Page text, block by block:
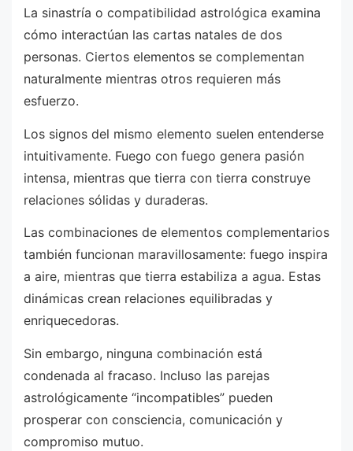
La sinastría o compatibilidad astrológica examina
cómo interactúan las cartas natales de dos
personas. Ciertos elementos se complementan
naturalmente mientras otros requieren más
esfuerzo.
Los signos del mismo elemento suelen entenderse
intuitivamente. Fuego con fuego genera pasión
intensa, mientras que tierra con tierra construye
relaciones sólidas y duraderas.
Las combinaciones de elementos complementarios
también funcionan maravillosamente: fuego inspira
a aire, mientras que tierra estabiliza a agua. Estas
dinámicas crean relaciones equilibradas y
enriquecedoras.
Sin embargo, ninguna combinación está
condenada al fracaso. Incluso las parejas
astrológicamente “incompatibles” pueden
prosperar con consciencia, comunicación y
compromiso mutuo.